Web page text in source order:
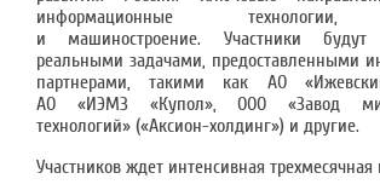
информационные технологии,
и машиностроение. Участники
реальными задачами, предоставленными
партнерами, такими как АО
АО «ИЭМЗ «Купол», ООО «Завод
технологий» («Аксион-холдинг») и другие.
Участников ждет интенсивная